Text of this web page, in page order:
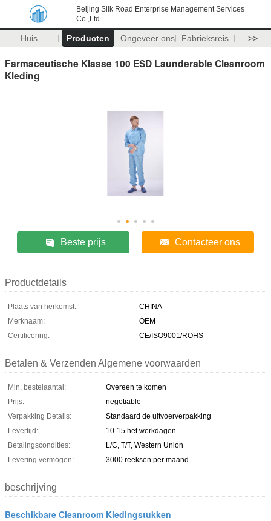
Beijing Silk Road Enterprise Management Services
Co.,Ltd.
Huis Producten Ongeveer ons Fabrieksreis >>
Farmaceutische Klasse 100 ESD Launderable Cleanroom
Kleding
Beste prijs Contacteer ons
Productdetails
Plaats van herkomst:
CHINA
Merknaam:
OEM
Certificering:
CE/ISO9001/ROHS
Betalen & Verzenden Algemene voorwaarden
Min. bestelaantal:
Overeen te komen
Prijs:
negotiable
Verpakking Details:
Standaard de uitvoerverpakking
Levertijd:
10-15 het werkdagen
Betalingscondities:
L/C, T/T, Western Union
Levering vermogen:
3000 reeksen per maand
beschrijving
Beschikbare Cleanroom Kledingstukken